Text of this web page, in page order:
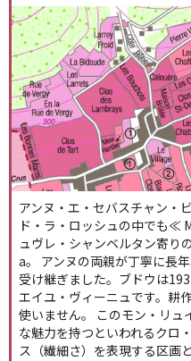
アンヌ・エ・セバスチャン・
ド・ラ・ロッシュの中でも
ュヴレ・シャンベルタン寄り
a。 アンヌの両親が丁寧に長
受け継ぎました。ブドウは
エイユ・ヴィーニュです。耕
使いません。 このモン・リ
な魅力を持つといわれるクロ
ス（繊細さ）を表現する区画